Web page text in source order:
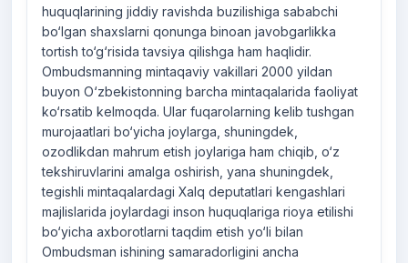
huquqlarining jiddiy ravishda buzilishiga sababchi
bo‘lgan shaxslarni qonunga binoan javobgarlikka
tortish to‘g‘risida tavsiya qilishga ham haqlidir.
Ombudsmanning mintaqaviy vakillari 2000 yildan
buyon O‘zbekistonning barcha mintaqalarida faoliyat
ko‘rsatib kelmoqda. Ular fuqarolarning kelib tushgan
murojaatlari bo‘yicha joylarga, shuningdek,
ozodlikdan mahrum etish joylariga ham chiqib, o‘z
tekshiruvlarini amalga oshirish, yana shuningdek,
tegishli mintaqalardagi Xalq deputatlari kengashlari
majlislarida joylardagi inson huquqlariga rioya etilishi
bo‘yicha axborotlarni taqdim etish yo‘li bilan
Ombudsman ishining samaradorligini ancha